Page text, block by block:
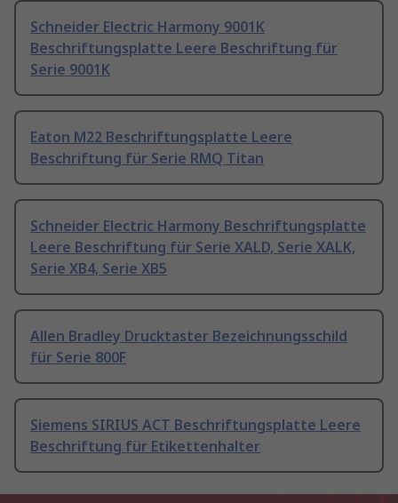
Schneider Electric Harmony 9001K
Beschriftungsplatte Leere Beschriftung für
Serie 9001K
Eaton M22 Beschriftungsplatte Leere
Beschriftung für Serie RMQ Titan
Schneider Electric Harmony Beschriftungsplatte
Leere Beschriftung für Serie XALD, Serie XALK,
Serie XB4, Serie XB5
Allen Bradley Drucktaster Bezeichnungsschild
für Serie 800F
Siemens SIRIUS ACT Beschriftungsplatte Leere
Beschriftung für Etikettenhalter